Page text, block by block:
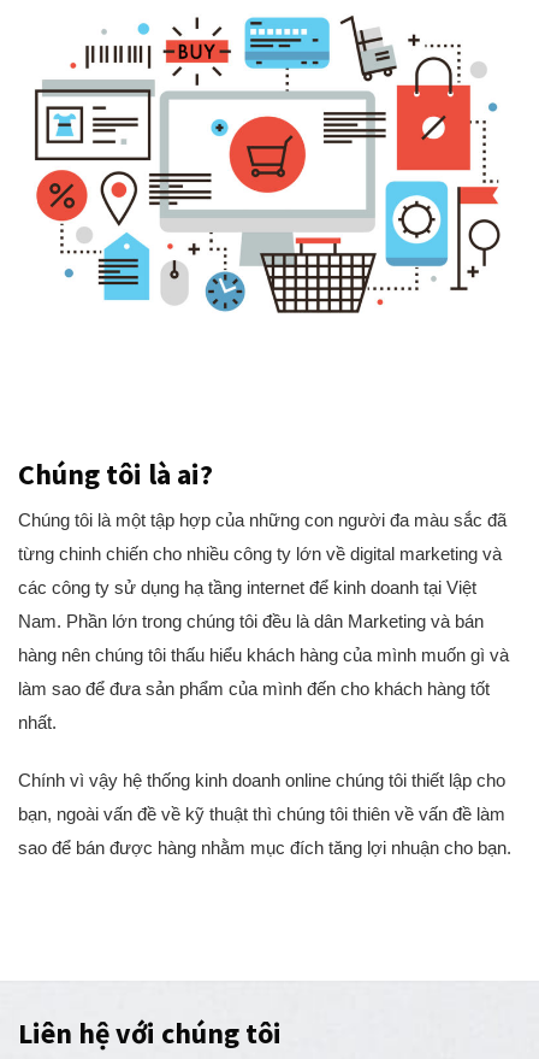
Chúng tôi là ai?
Chúng tôi là một tập hợp của những con người đa màu sắc đã
từng chinh chiến cho nhiều công ty lớn về digital marketing và
các công ty sử dụng hạ tầng internet để kinh doanh tại Việt
Nam. Phần lớn trong chúng tôi đều là dân Marketing và bán
hàng nên chúng tôi thấu hiểu khách hàng của mình muốn gì và
làm sao để đưa sản phẩm của mình đến cho khách hàng tốt
nhất.
Chính vì vậy hệ thống kinh doanh online chúng tôi thiết lập cho
bạn, ngoài vấn đề về kỹ thuật thì chúng tôi thiên về vấn đề làm
sao để bán được hàng nhằm mục đích tăng lợi nhuận cho bạn.
Liên hệ với chúng tôi